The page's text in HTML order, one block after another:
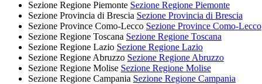
Sezione Regione Piemonte Sezione Regione Piemonte
Sezione Provincia di Brescia Sezione Provincia di Brescia
Sezione Province Como-Lecco Sezione Province Como-Lecco
Sezione Regione Toscana Sezione Regione Toscana
Sezione Regione Lazio Sezione Regione Lazio
Sezione Regione Abruzzo Sezione Regione Abruzzo
Sezione Regione Molise Sezione Regione Molise
Sezione Regione Campania Sezione Regione Campania